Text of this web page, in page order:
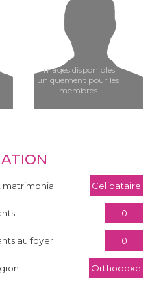
Images disponibles
uniquement pour les
membres
matrimonial Celibataire
0
au foyer 0
Orthodoxe